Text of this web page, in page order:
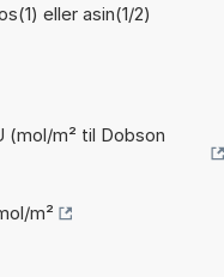
eller asin(1/2)
(mol/m² til Dobson
m²